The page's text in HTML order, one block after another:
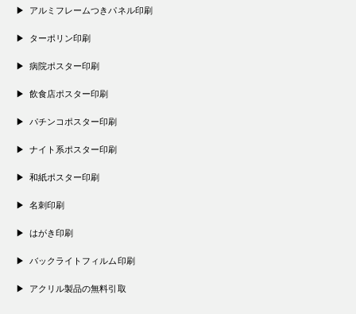
アルミフレームつきパネル印刷
ターポリン印刷
病院ポスター印刷
飲食店ポスター印刷
パチンコポスター印刷
ナイト系ポスター印刷
和紙ポスター印刷
名刺印刷
はがき印刷
バックライトフィルム印刷
アクリル製品の無料引取